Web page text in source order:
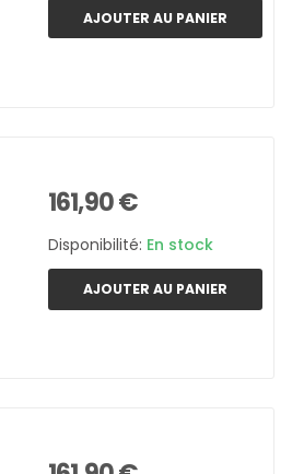
AJOUTER AU PANIER
161,90 €
Disponibilité: En stock
AJOUTER AU PANIER